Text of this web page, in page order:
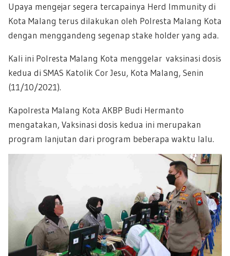
Upaya mengejar segera tercapainya Herd Immunity di
Kota Malang terus dilakukan oleh Polresta Malang Kota
dengan menggandeng segenap stake holder yang ada.
Kali ini Polresta Malang Kota menggelar vaksinasi dosis
kedua di SMAS Katolik Cor Jesu, Kota Malang, Senin
(11/10/2021).
Kapolresta Malang Kota AKBP Budi Hermanto
mengatakan, Vaksinasi dosis kedua ini merupakan
program lanjutan dari program beberapa waktu lalu.